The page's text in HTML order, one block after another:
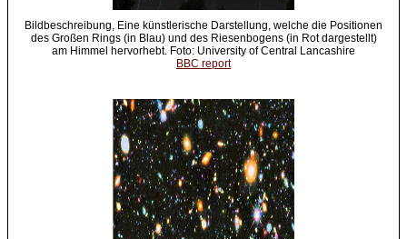
Bildbeschreibung, Eine künstlerische Darstellung, welche die Positionen
des Großen Rings (in Blau) und des Riesenbogens (in Rot dargestellt)
am Himmel hervorhebt. Foto: University of Central Lancashire
BBC report